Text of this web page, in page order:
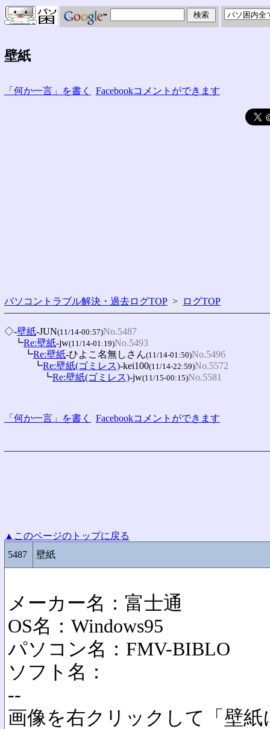
壁紙
「何か一言」を書く Facebookコメントができます
パソコントラブル解決・過去ログTOP > ログTOP
◇-壁紙-JUN(11/14-00:57)No.5487
┗Re:壁紙-jw(11/14-01:19)No.5493
┗Re:壁紙-ひよこ名無しさん(11/14-01:50)No.5496
┗Re:壁紙(ゴミレス)-kei100(11/14-22:59)No.5572
┗Re:壁紙(ゴミレス)-jw(11/15-00:15)No.5581
「何か一言」を書く Facebookコメントができます
▲このページのトップに戻る
5487
壁紙
メーカー名：富士通
OS名：Windows95
パソコン名：FMV-BIBLO
ソフト名：
--
画像を右クリックして「壁